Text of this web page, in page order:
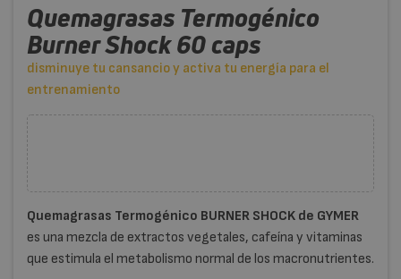
Quemagrasas Termogénico
Burner Shock 60 caps
disminuye tu cansancio y activa tu energía para el
entrenamiento
Quemagrasas Termogénico BURNER SHOCK de GYMER
es una mezcla de extractos vegetales, cafeína y vitaminas
que estimula el metabolismo normal de los macronutrientes.